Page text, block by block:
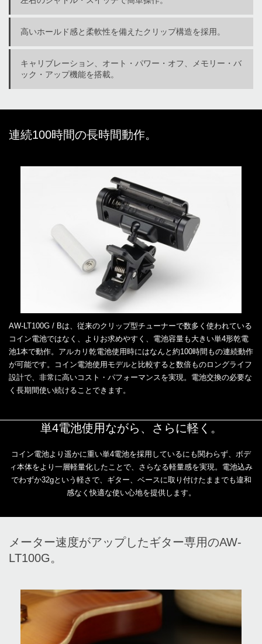
高いホールド感と柔軟性を備えたクリップ構造を採用。
キャリブレーション、オート・パワー・オフ、メモリー・バ
ック・アップ機能を搭載。
連続100時間の長時間動作。
AW-LT100G / Bは、従来のクリップ型チューナーで数多く使われている
コイン電池ではなく、よりお求めやすく、電池容量も大きい単4形乾電
池1本で動作。アルカリ乾電池使用時にはなんと約100時間もの連続動作
が可能です。コイン電池使用モデルと比較すると数倍ものロングライフ
設計で、非常に高いコスト・パフォーマンスを実現。電池交換の必要な
く長期間使い続けることできます。
単4電池使用ながら、さらに軽く。
コイン電池より遥かに重い単4電池を採用しているにも関わらず、ボデ
ィ本体をより一層軽量化したことで、さらなる軽量感を実現。電池込み
でわずか32gという軽さで、ギター、ベースに取り付けたままでも違和
感なく快適な使い心地を提供します。
メーター速度がアップしたギター専用のAW-
LT100G。